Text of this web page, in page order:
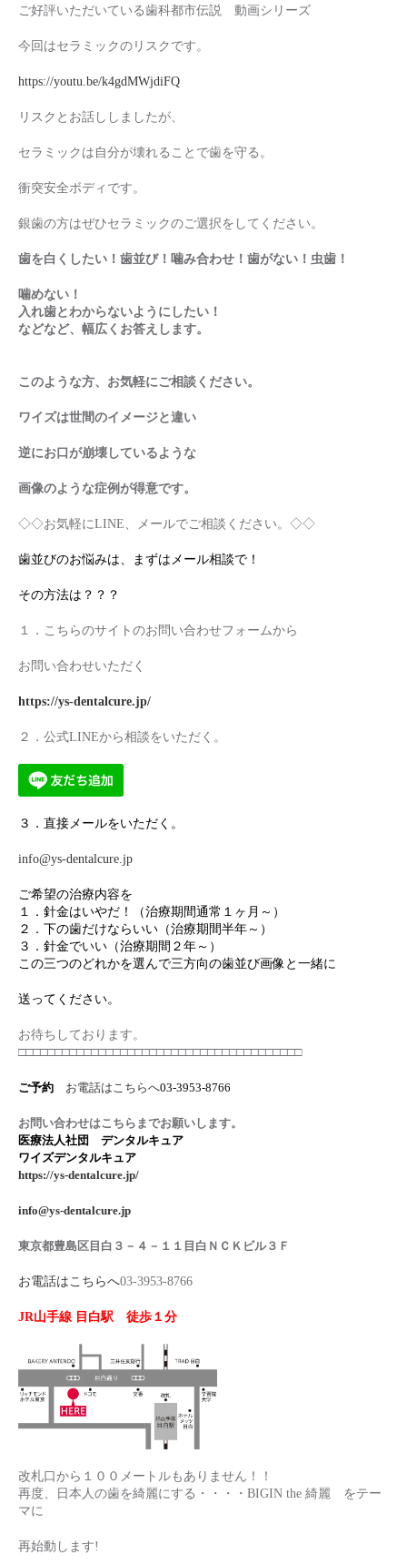
ご好評いただいている歯科都市伝説 動画シリーズ
今回はセラミックのリスクです。
https://youtu.be/k4gdMWjdiFQ
リスクとお話ししましたが、
セラミックは自分が壊れることで歯を守る。
衝突安全ボディです。
銀歯の方はぜひセラミックのご選択をしてください。
歯を白くしたい！歯並び！噛み合わせ！歯がない！虫歯！
噛めない！
入れ歯とわからないようにしたい！
などなど、幅広くお答えします。
このような方、お気軽にご相談ください。
ワイズは世間のイメージと違い
逆にお口が崩壊しているような
画像のような症例が得意です。
◇◇お気軽にLINE、メールでご相談ください。◇◇
歯並びのお悩みは、まずはメール相談で！
その方法は？？？
１．こちらのサイトのお問い合わせフォームから
お問い合わせいただく
https://ys-dentalcure.jp/
２．公式LINEから相談をいただく。
３．直接メールをいただく。
info@ys-dentalcure.jp
ご希望の治療内容を
１．針金はいやだ！（治療期間通常１ヶ月～）
２．下の歯だけならいい（治療期間半年～）
３．針金でいい（治療期間２年～）
この三つのどれかを選んで三方向の歯並び画像と一緒に
送ってください。
お待ちしております。
□□□□□□□□□□□□□□□□□□□□□□□□□□□□□□□□□□□□□□□
ご予約 お電話はこちらへ03-3953-8766
お問い合わせはこちらまでお願いします。
医療法人社団 デンタルキュア
ワイズデンタルキュア
https://ys-dentalcure.jp/
info@ys-dentalcure.jp
東京都豊島区目白３－４－１１目白ＮＣＫビル３Ｆ
お電話はこちらへ03-3953-8766
JR山手線 目白駅 徒歩１分
改札口から１００メートルもありません！！
再度、日本人の歯を綺麗にする・・・・BIGIN the 綺麗 をテー
マに
再始動します!